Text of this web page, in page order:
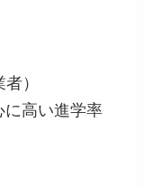
）
に高い進学率